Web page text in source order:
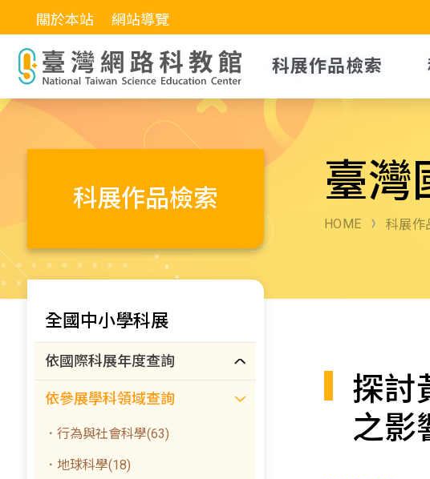
關於本站 網站導覽
科展作品檢索
科展作品檢索 臺灣
HOME 科展作
全國中小學科展
依國際科展年度查詢
依參展學科領域查詢
．行為與社會科學(63)
．地球科學(18)
探討
之影